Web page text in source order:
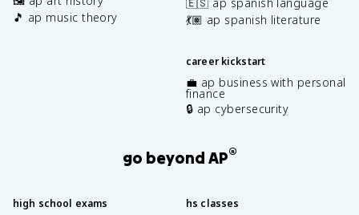
🎵 ap music theory
💃🏽 ap spanish literature
career kickstart
💼 ap business with personal
finance
🔒 ap cybersecurity
go beyond AP®
high school exams hs classes